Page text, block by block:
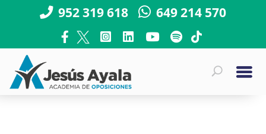
952 319 618 649 214 570